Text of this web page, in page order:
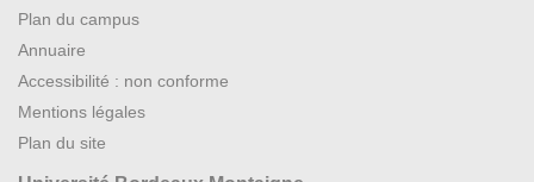
Plan du campus
Annuaire
Accessibilité : non conforme
Mentions légales
Plan du site